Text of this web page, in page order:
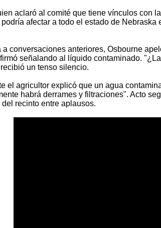
aclaró al comité que tiene vínculos con
afectar a todo el estado de
a conversaciones anteriores, Osbourne
señalando al líquido contaminado.
un tenso silencio.
el agricultor explicó que un agua
habrá derrames y filtraciones". Acto
recinto entre aplausos.